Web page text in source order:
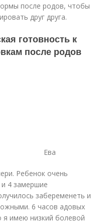
после родов, чтобы
друг друга.
готовность к
после родов
Ева
Ребенок очень
4 замершие
забеременеть и
6 часов адовых
я имею низкий болевой